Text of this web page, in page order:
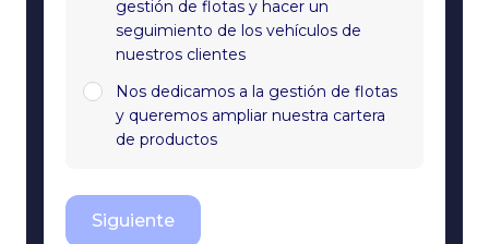
gestión de flotas y hacer un
seguimiento de los vehículos de
nuestros clientes
Nos dedicamos a la gestión de flotas
y queremos ampliar nuestra cartera
de productos
Siguiente